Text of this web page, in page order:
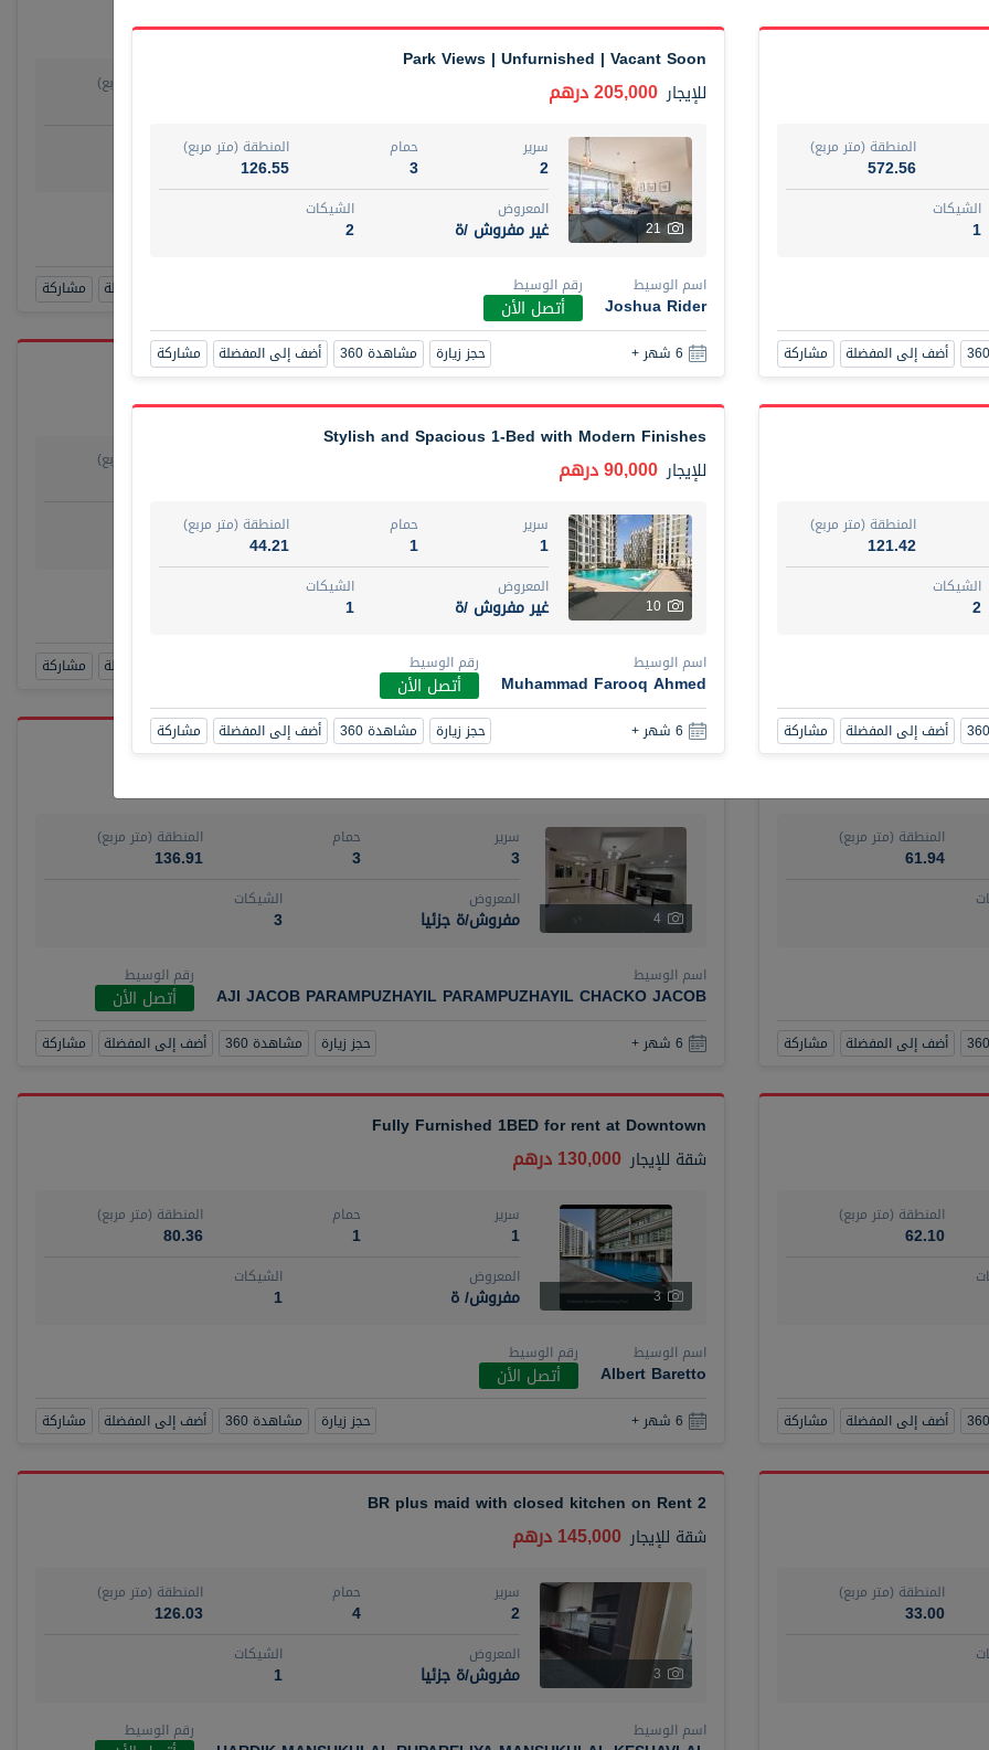
شقةللإيجار 74,500 درهم
المنطقة (متر مربع)
الشيكات
4
اسم الوسيط
مصعب مهدى محمد عبدالرسول
رقم الوسيط
أتصل الأن
6 شهر + أضف إلى المفضلة مشاركة
New Studio for rent
شقةللإيجار 48,000 درهم
3
المنطقة (متر مربع)
الشيكات
4
اسم الوسيط
TAKOUHI DIT TAMAR DAKESSIAN أتصل الأن
6 شهر + أضف إلى المفضلة مشاركة
المنطقة (متر مربع)
61.94
أضف إلى المفضلة مشاركة
3 bhk villa near maktoum airport r/a
4
سرير
3
حمام
3
المنطقة (متر مربع)
136.91
المعروض
مفروش/ة جزئيا
الشيكات
3
اسم الوسيط
AJI JACOB PARAMPUZHAYIL PARAMPUZHAYIL CHACKO JACOB
رقم الوسيط
أتصل الأن
6 شهر + حجز زيارة مشاهدة 360 أضف إلى المفضلة مشاركة
المنطقة (متر مربع)
62.10
أضف إلى المفضلة مشاركة
Fully Furnished 1BED for rent at Downtown
شقة للإيجار 130,000 درهم
3
سرير
1
حمام
1
المنطقة (متر مربع)
80.36
المعروض
مفروش/ ة
الشيكات
1
اسم الوسيط
Albert Baretto
رقم الوسيط
أتصل الأن
6 شهر + حجز زيارة مشاهدة 360 أضف إلى المفضلة مشاركة
المنطقة (متر مربع)
33.00
2 BR plus maid with closed kitchen on Rent
شقة للإيجار 145,000 درهم
3
سرير
2
حمام
4
المنطقة (متر مربع)
126.03
المعروض
مفروش/ة جزئيا
الشيكات
1
اسم الوسيط رقم الوسيط
المنطقة (متر مربع)
572.56
الشيكات
1
أضف إلى المفضلة مشاركة
Park Views | Unfurnished | Vacant Soon
للإيجار 205,000 درهم
21
سرير
2
حمام
3
المنطقة (متر مربع)
126.55
المعروض
غير مفروش /ة
الشيكات
2
اسم الوسيط
Joshua Rider
رقم الوسيط
أتصل الأن
6 شهر + حجز زيارة مشاهدة 360 أضف إلى المفضلة مشاركة
المنطقة (متر مربع)
121.42
الشيكات
2
أضف إلى المفضلة مشاركة
Stylish and Spacious 1-Bed with Modern Finishes
للإيجار 90,000 درهم
10
سرير
1
حمام
1
المنطقة (متر مربع)
44.21
المعروض
غير مفروش /ة
الشيكات
1
اسم الوسيط
Muhammad Farooq Ahmed
رقم الوسيط
أتصل الأن
6 شهر + حجز زيارة مشاهدة 360 أضف إلى المفضلة مشاركة